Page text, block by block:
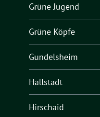
Grüne Jugend
Grüne Köpfe
Gundelsheim
Hallstadt
Hirschaid